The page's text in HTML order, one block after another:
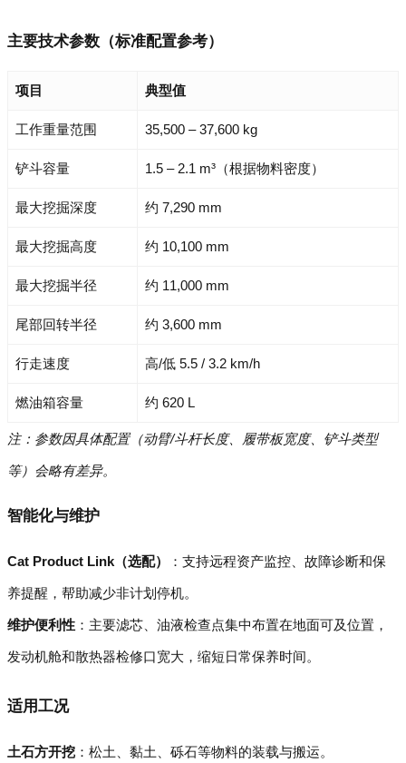
主要技术参数（标准配置参考）
项目 典型值
工作重量范围 35,500 – 37,600 kg
铲斗容量 1.5 – 2.1 m³（根据物料密度）
最大挖掘深度 约 7,290 mm
最大挖掘高度 约 10,100 mm
最大挖掘半径 约 11,000 mm
尾部回转半径 约 3,600 mm
行走速度 高/低 5.5 / 3.2 km/h
燃油箱容量 约 620 L
注：参数因具体配置（动臂/斗杆长度、履带板宽度、铲斗类型
等）会略有差异。
智能化与维护
Cat Product Link（选配） ：支持远程资产监控、故障诊断和保
养提醒，帮助减少非计划停机。
维护便利性 ：主要滤芯、油液检查点集中布置在地面可及位置，
发动机舱和散热器检修口宽大，缩短日常保养时间。
适用工况
土石方开挖 ：松土、黏土、砾石等物料的装载与搬运。